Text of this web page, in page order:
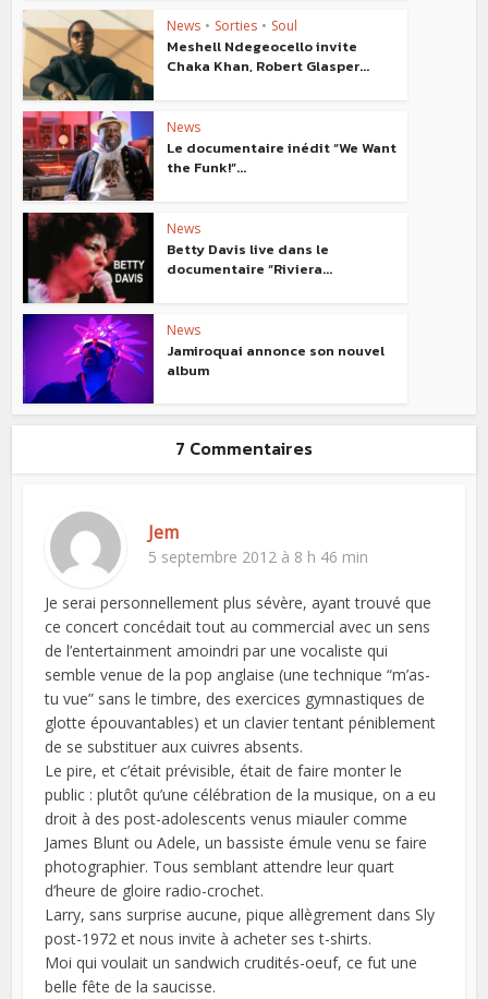
News • Sorties • Soul
Meshell Ndegeocello invite
Chaka Khan, Robert Glasper...
News
Le documentaire inédit “We Want
the Funk!”...
News
Betty Davis live dans le
documentaire “Riviera...
News
Jamiroquai annonce son nouvel
album
7 Commentaires
Jem
5 septembre 2012 à 8 h 46 min
Je serai personnellement plus sévère, ayant trouvé que
ce concert concédait tout au commercial avec un sens
de l’entertainment amoindri par une vocaliste qui
semble venue de la pop anglaise (une technique “m’as-
tu vue” sans le timbre, des exercices gymnastiques de
glotte épouvantables) et un clavier tentant péniblement
de se substituer aux cuivres absents.
Le pire, et c’était prévisible, était de faire monter le
public : plutôt qu’une célébration de la musique, on a eu
droit à des post-adolescents venus miauler comme
James Blunt ou Adele, un bassiste émule venu se faire
photographier. Tous semblant attendre leur quart
d’heure de gloire radio-crochet.
Larry, sans surprise aucune, pique allègrement dans Sly
post-1972 et nous invite à acheter ses t-shirts.
Moi qui voulait un sandwich crudités-oeuf, ce fut une
belle fête de la saucisse.